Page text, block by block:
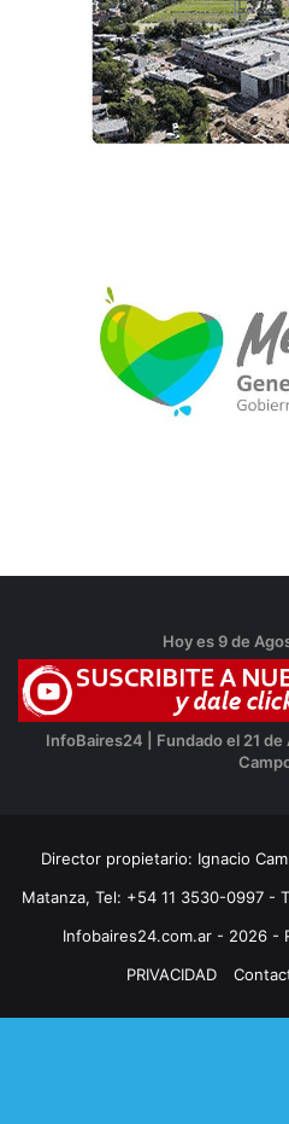
Hoy es 9 de
InfoBaires24 | Fundado el 21
Director propietario: Ignacio
Matanza, Tel: +54 11 3530-0997 -
Infobaires24.com.ar - 2026 -
PRIVACIDAD